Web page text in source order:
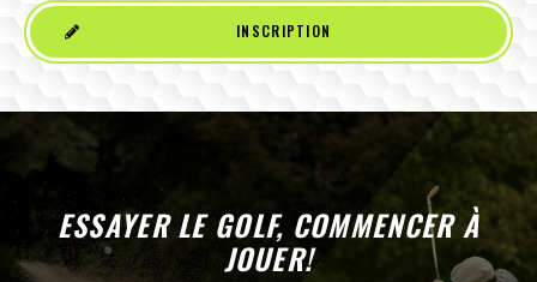
INSCRIPTION
ESSAYER LE GOLF, COMMENCER À
JOUER!